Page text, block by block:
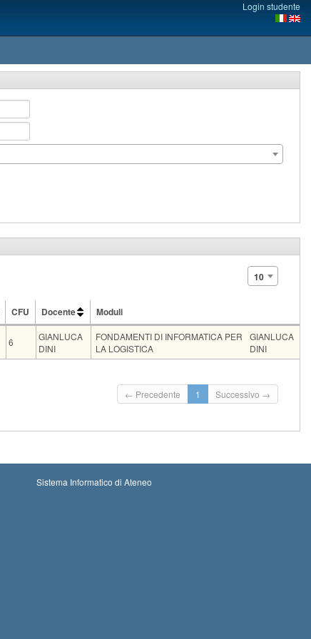
Login studente
10
CFU Docente
Moduli
Docente Moduli
6
GIANLUCA
DINI
FONDAMENTI DI INFORMATICA PER
LA LOGISTICA
GIANLUCA
DINI
Inizio iscrizioni: 30-08-2026 00:00
Termine iscrizioni: 11-09-2026 23:59
Iscrizioni chiuse
← Precedente
1 Successivo →
Sistema Informatico di Ateneo